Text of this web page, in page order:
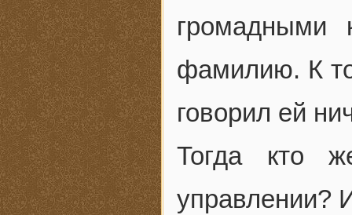
громадными
фамилию. К
говорил ей
Тогда кто
управлении?